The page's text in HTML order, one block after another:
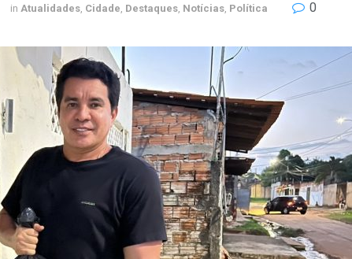
in Atualidades Cidade Destaques Notícias Política 0